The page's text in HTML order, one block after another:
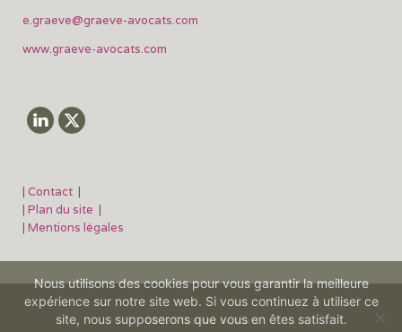
e.graeve@graeve-avocats.com
www.graeve-avocats.com
| Contact |
| Plan du site |
| Mentions légales
©2026 Graëve avocats
Nous utilisons des cookies pour vous garantir la meilleure
expérience sur notre site web. Si vous continuez à utiliser ce
site, nous supposerons que vous en êtes satisfait.